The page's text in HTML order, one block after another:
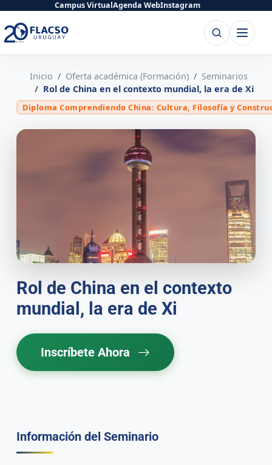
contenido
contenido
Campus VirtualAgenda WebInstagram
BuscarAbrir
menú
Inicio Oferta académica (Formación)
Seminarios
Rol de China en el contexto mundial, la era de Xi
Diploma Comprendiendo China: Cultura, Filosofía y
Rol de China en el contexto
mundial, la era de Xi
Inscríbete Ahora
Información del Seminario